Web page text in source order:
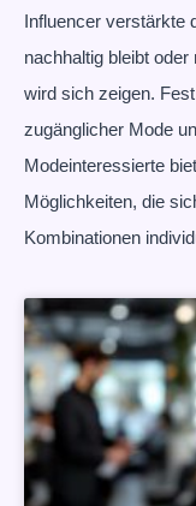
Influencer verstärkte
nachhaltig bleibt
wird sich zeigen.
zugänglicher Mode
Modeinteressierte
Möglichkeiten, die
Kombinationen